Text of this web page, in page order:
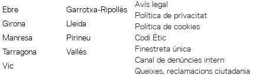
Ebre
Garrotxa-Ripollès
Girona
Lleida
Manresa
Pirineu
Tarragona
Vallès
Vic
Avís legal
Política de privacitat
Política de cookies
Codi Ètic
Finestreta única
Canal de denúncies intern
Queixes, reclamacions ciutadania